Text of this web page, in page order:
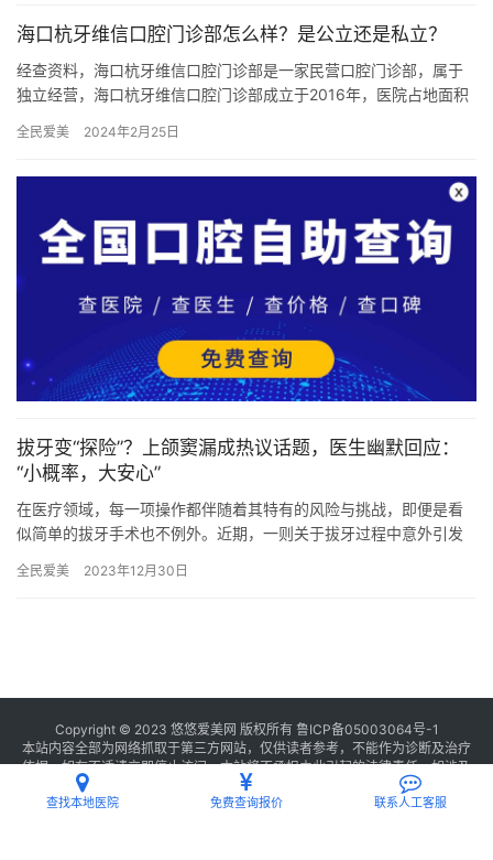
海口杭牙维信口腔门诊部怎么样？是公立还是私立？
经查资料，海口杭牙维信口腔门诊部是一家民营口腔门诊部，属于
独立经营，海口杭牙维信口腔门诊部成立于2016年，医院占地面积
全民爱美 2024年2月25日
拔牙变“探险”？上颌窦漏成热议话题，医生幽默回应：
“小概率，大安心”
在医疗领域，每一项操作都伴随着其特有的风险与挑战，即便是看
似简单的拔牙手术也不例外。近期，一则关于拔牙过程中意外引发
放心性…
全民爱美 2023年12月30日
Copyright © 2023 悠悠爱美网 版权所有 鲁ICP备05003064号-1
本站内容全部为网络抓取于第三方网站，仅供读者参考，不能作为诊断及治疗
依据，如有不适请立即停止访问，本站将不承担由此引起的法律责任。如涉及
联系我们
查找本地医院 免费查询报价 联系人工客服